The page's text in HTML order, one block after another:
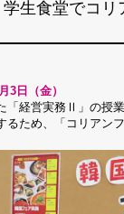
生食堂でコリ
3日（金）
「経営実務Ⅱ」の授
るため、「コリアン